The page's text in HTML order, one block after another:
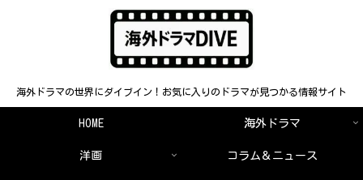
海外ドラマの世界にダイブイン！お気に入りのドラマが見つかる情報サイト
HOME 海外ドラマ
洋画 コラム＆ニュース